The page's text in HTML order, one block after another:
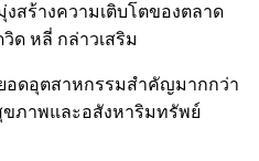
สร้างความเติบโตของตลาด
ด หลี่ กล่าวเสริม
ยอดอุตสาหกรรมสำคัญมากกว่า
ขภาพและอสังหาริมทรัพย์